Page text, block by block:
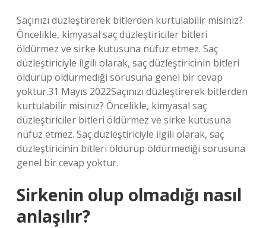
Saçınızı düzleştirerek bitlerden kurtulabilir misiniz?
Öncelikle, kimyasal saç düzleştiriciler bitleri
öldürmez ve sirke kutusuna nüfuz etmez. Saç
düzleştiriciyle ilgili olarak, saç düzleştiricinin bitleri
öldürüp öldürmediği sorusuna genel bir cevap
yoktur.31 Mayıs 2022Saçınızı düzleştirerek bitlerden
kurtulabilir misiniz? Öncelikle, kimyasal saç
düzleştiriciler bitleri öldürmez ve sirke kutusuna
nüfuz etmez. Saç düzleştiriciyle ilgili olarak, saç
düzleştiricinin bitleri öldürüp öldürmediği sorusuna
genel bir cevap yoktur.
Sirkenin olup olmadığı nasıl
anlaşılır?